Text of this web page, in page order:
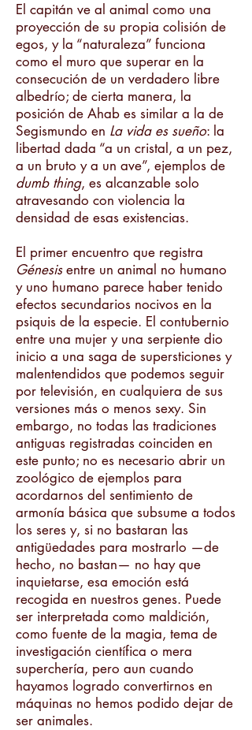
El capitán ve al animal como una
proyección de su propia colisión de
egos, y la “naturaleza” funciona
como el muro que superar en la
consecución de un verdadero libre
albedrío; de cierta manera, la
posición de Ahab es similar a la de
Segismundo en La vida es sueño: la
libertad dada “a un cristal, a un pez,
a un bruto y a un ave”, ejemplos de
dumb thing, es alcanzable solo
atravesando con violencia la
densidad de esas existencias.
El primer encuentro que registra
Génesisentre un animal no humano
y uno humano parece haber tenido
efectos secundarios nocivos en la
psiquis de la especie. El contubernio
entre una mujer y una serpiente dio
inicio a una saga de supersticiones y
malentendidos que podemos seguir
por televisión, en cualquiera de sus
versiones más o menos sexy. Sin
embargo, no todas las tradiciones
antiguas registradas coinciden en
este punto; no es necesario abrir un
zoológico de ejemplos para
acordarnos del sentimiento de
armonía básica que subsume a todos
los seres y, si no bastaran las
antigüedades para mostrarlo —de
hecho, no bastan— no hay que
inquietarse, esa emoción está
recogida en nuestros genes. Puede
ser interpretada como maldición,
como fuente de la magia, tema de
investigación científica o mera
superchería, pero aun cuando
hayamos logrado convertirnos en
máquinas no hemos podido dejar de
ser animales.